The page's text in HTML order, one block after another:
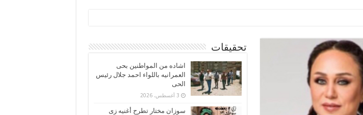
تحقيقات
اشاده من المواطنين بحى
العمرانيه باللواء احمد جلال رئيس
الحى
3 أغسطس، 2026
سوزان مختار تطرح أغنيه زى